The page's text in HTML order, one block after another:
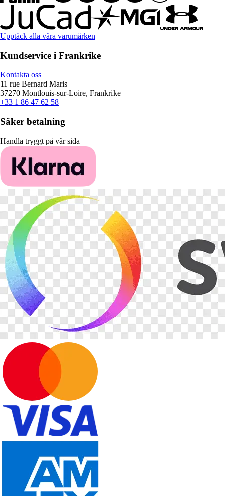
Upptäck alla våra varumärken
Kundservice i Frankrike
Kontakta oss
11 rue Bernard Maris
37270 Montlouis-sur-Loire, Frankrike
+33 1 86 47 62 58
Säker betalning
Handla tryggt på vår sida